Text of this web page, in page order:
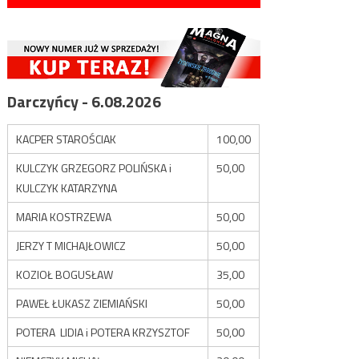
Darczyńcy - 6.08.2026
KACPER STAROŚCIAK
100,00
KULCZYK GRZEGORZ POLIŃSKA i
KULCZYK KATARZYNA
50,00
MARIA KOSTRZEWA
50,00
JERZY T MICHAJŁOWICZ
50,00
KOZIOŁ BOGUSŁAW
35,00
PAWEŁ ŁUKASZ ZIEMIAŃSKI
50,00
POTERA LIDIA i POTERA KRZYSZTOF
50,00